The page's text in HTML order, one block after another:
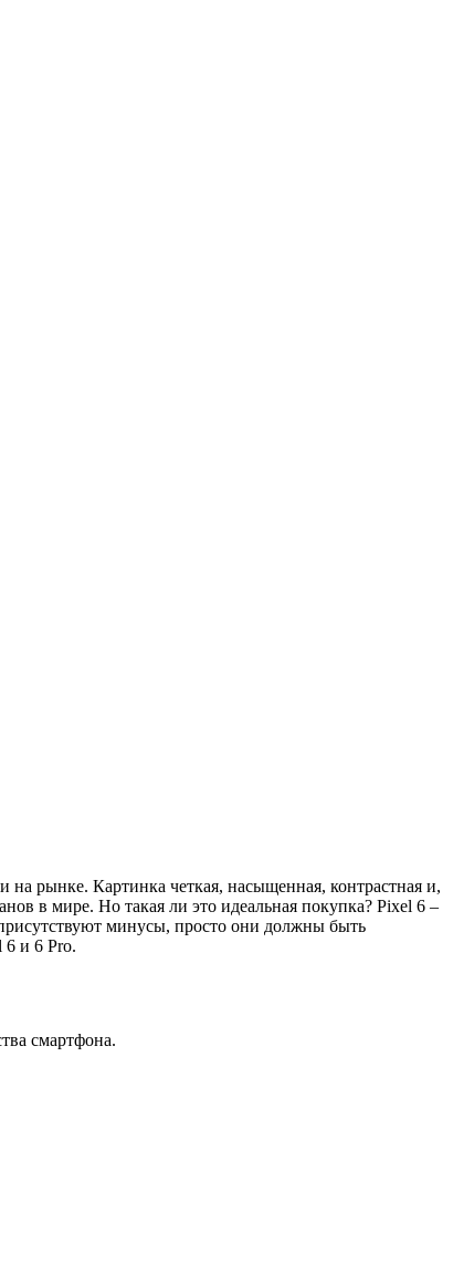
рынке. Картинка четкая, насыщенная, контрастная и,
в мире. Но такая ли это идеальная покупка? Pixel 6 –
присутствуют минусы, просто они должны быть
6 и 6 Pro.
смартфона.